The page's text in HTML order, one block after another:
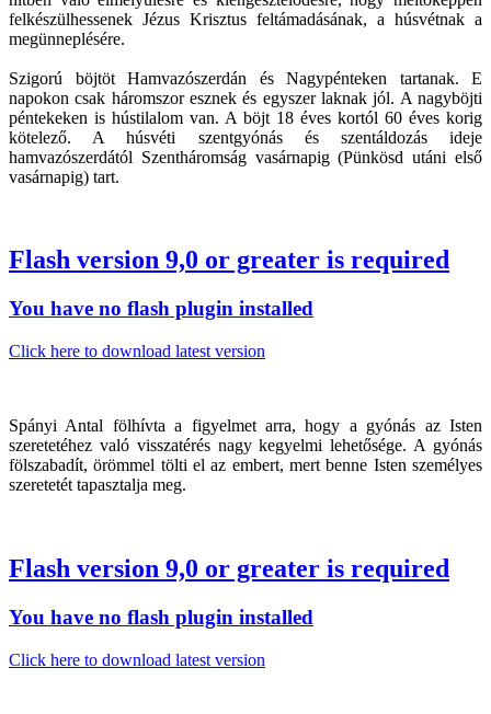
felkészülhessenek Jézus Krisztus feltámadásának, a húsvétnak a
megünneplésére.
Szigorú böjtöt Hamvazószerdán és Nagypénteken tartanak. E
napokon csak háromszor esznek és egyszer laknak jól. A nagyböjti
péntekeken is hústilalom van. A böjt 18 éves kortól 60 éves korig
kötelező. A húsvéti szentgyónás és szentáldozás ideje
hamvazószerdától Szentháromság vasárnapig (Pünkösd utáni első
vasárnapig) tart.
Flash version 9,0 or greater is required
You have no flash plugin installed
Click here to download latest version
Spányi Antal fölhívta a figyelmet arra, hogy a gyónás az Isten
szeretetéhez való visszatérés nagy kegyelmi lehetősége. A gyónás
fölszabadít, örömmel tölti el az embert, mert benne Isten személyes
szeretetét tapasztalja meg.
Flash version 9,0 or greater is required
You have no flash plugin installed
Click here to download latest version